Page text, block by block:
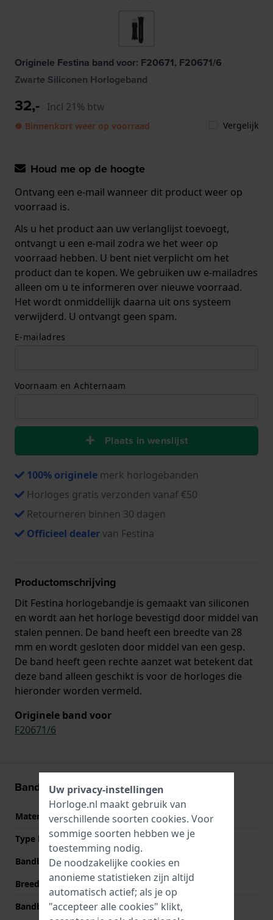
Originele Festina band voor: F20671, F20671/6
Zwarte Siliconen Horlogeband
32,- Incl 21% btw
● Binnenkort weer op voorraad Vergelijk
Houd me op de hoogte
Ontvang een e-mail wanneer dit product weer op
voorraad is.
Als u het product aan uw verlanglijst toevoegt,
ontvangt u een e-mail zodra we het weer op
voorraad hebben. U bent niet verplicht om het
product dan te kopen. We gebruiken uw e-mailadres
alleen om u te informeren over nieuwe voorraad.
Het wordt onmiddellijk daarna uit ons systeem
verwijderd. U ontvangt geen spam.
E-mailadres
Voornaam en Achternaam
Plaats in wenslijst
100% originele merk horlogebanden
Horloges gratis verzonden vanaf €50
Retourneren binnen 30 dagen
Officieel dealervan Festina
Productomschrijving
Dit Festina horlogebandje is gemaakt van siliconen
en wordt aan het horloge bevestigd door middel van
stalen pennen. De band heeft een breedte van 28
mm en wordt gesloten door middel van een gesp.
De band heeft geen rechte aanzet wat betekent dat
deze band alleen geschikt is voor de horloges die
hieronder worden vermeld.
Originele band voor
F20671/6
Band informatie
Materiaal Band
Siliconen
Type band
Schakelband
Bandbreedte
28 mm
Breedte bandaanzet
18 mm
Bandbreedte bij sluiting
21 mm
Uw privacy-instellingen
Horloge.nl maakt gebruik van
verschillende soorten cookies. Voor
sommige soorten hebben we je
toestemming nodig.
De noodzakelijke cookies en
anonieme statistieken zijn altijd
automatisch actief; als je op
"accepteer alle cookies" klikt,